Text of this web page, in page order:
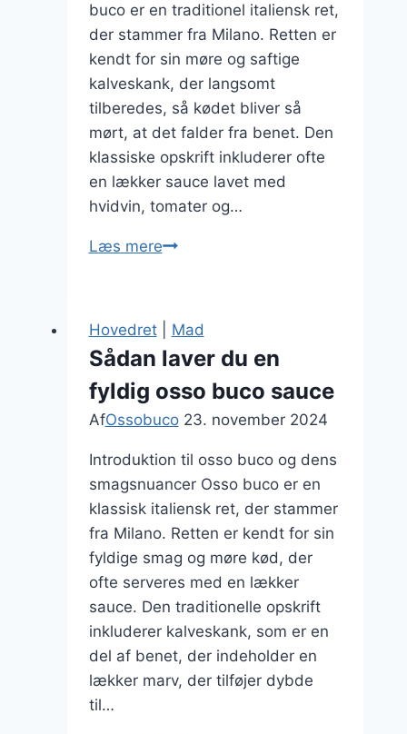
buco er en traditionel italiensk ret,
der stammer fra Milano. Retten er
kendt for sin møre og saftige
kalveskank, der langsomt
tilberedes, så kødet bliver så
mørt, at det falder fra benet. Den
klassiske opskrift inkluderer ofte
en lækker sauce lavet med
hvidvin, tomater og…
Læs mereOsso
romantisk
middag
Hovedret| Mad
Sådan laver du en
fyldig osso buco sauce
AfOssobuco 23. november 2024
Introduktion til osso buco og dens
smagsnuancer Osso buco er en
klassisk italiensk ret, der stammer
fra Milano. Retten er kendt for sin
fyldige smag og møre kød, der
ofte serveres med en lækker
sauce. Den traditionelle opskrift
inkluderer kalveskank, som er en
del af benet, der indeholder en
lækker marv, der tilføjer dybde
til…